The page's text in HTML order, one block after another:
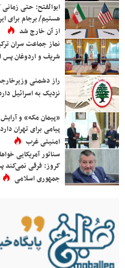
ابوالفتح: حتی
هستیم/ برجام برای
از آن خارج شد
نماز جماعت سران
شریف و اردوغان پس
راز دشمنی
نزدیک به اسرائیل
«پیمان مکه» و
پیامی برای تهران
امنیتی غرب
سناتور آمریکایی
کروز: فرقی نمی‌کند
جمهوری اسلامی